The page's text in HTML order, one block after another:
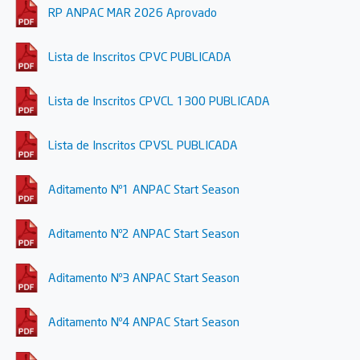
RP ANPAC MAR 2026 Aprovado
Lista de Inscritos CPVC PUBLICADA
Lista de Inscritos CPVCL 1300 PUBLICADA
Lista de Inscritos CPVSL PUBLICADA
Aditamento Nº1 ANPAC Start Season
Aditamento Nº2 ANPAC Start Season
Aditamento Nº3 ANPAC Start Season
Aditamento Nº4 ANPAC Start Season